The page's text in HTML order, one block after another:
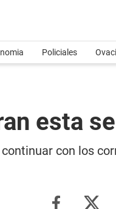
Policiales
esta
con los